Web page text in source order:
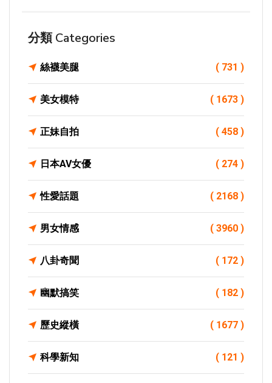
分類 Categories
絲襪美腿 ( 731 )
美女模特 ( 1673 )
正妹自拍 ( 458 )
日本AV女優 ( 274 )
性愛話題 ( 2168 )
男女情感 ( 3960 )
八卦奇聞 ( 172 )
幽默搞笑 ( 182 )
歷史縱橫 ( 1677 )
科學新知 ( 121 )